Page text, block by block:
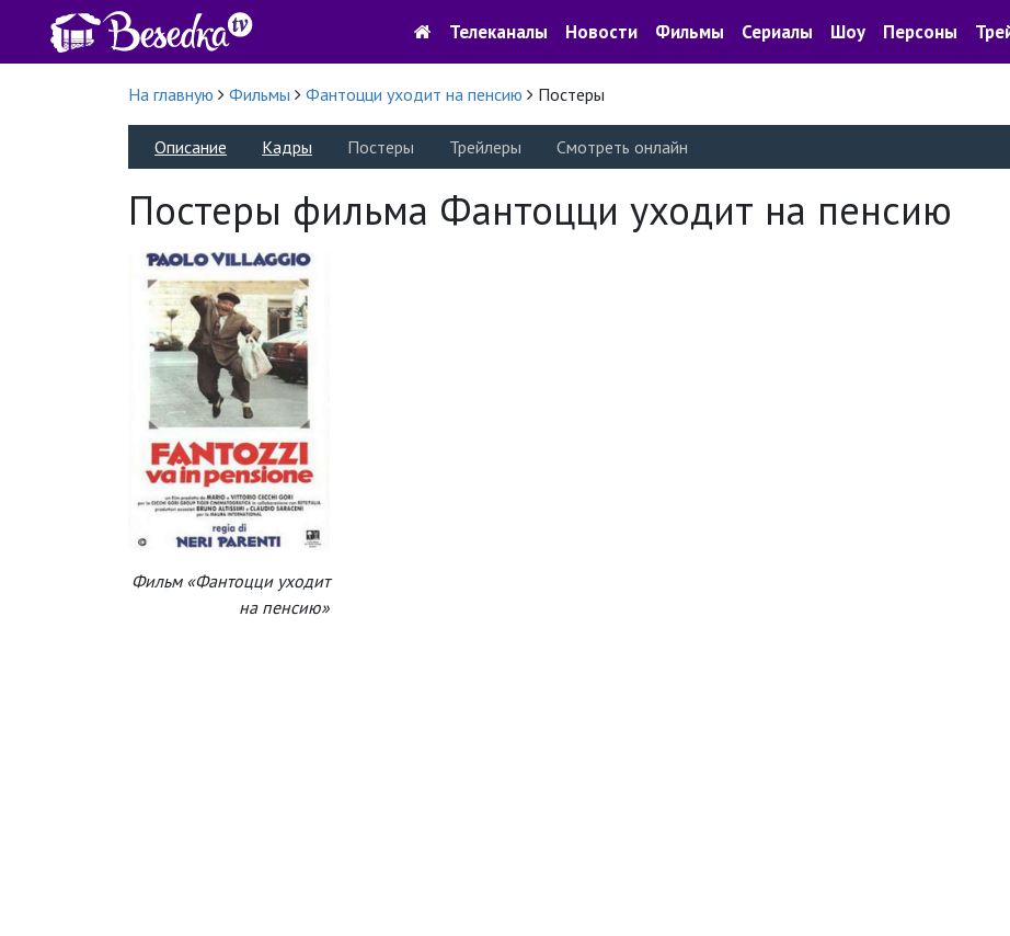
Телеканалы Новости Фильмы Сериалы Шоу Персоны
На главную Фильмы Фантоцци уходит на пенсию Постеры
Описание Кадры Постеры Трейлеры Смотреть онлайн
Постеры фильма Фантоцци уходит на пенсию
Фильм «Фантоцци уходит
на пенсию»